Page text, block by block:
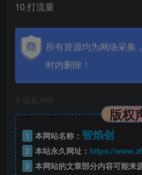
10.打流量
所有资源均为网络采集
时内删除！
版权声明
版权
1 本网站名称： 智焰创
2 本站永久网址： https://
3 本网站的文章部分内容可能来